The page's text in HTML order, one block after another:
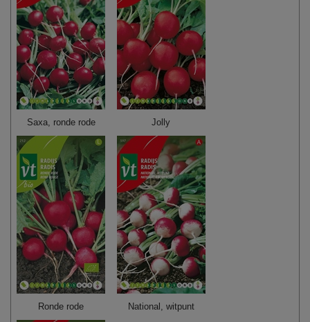
Saxa, ronde rode Jolly
Ronde rode National, witpunt